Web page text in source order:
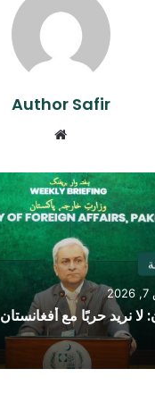
Author Safir
لا نريد حربًا مع أفغانستان